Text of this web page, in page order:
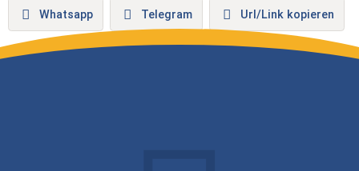
Whatsapp Telegram Url/Link kopieren